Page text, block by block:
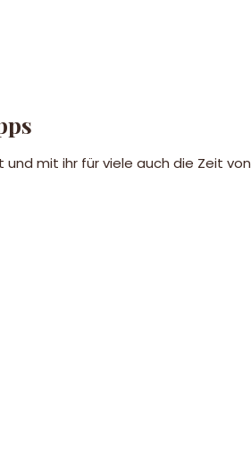
mit ihr für viele auch die Zeit von